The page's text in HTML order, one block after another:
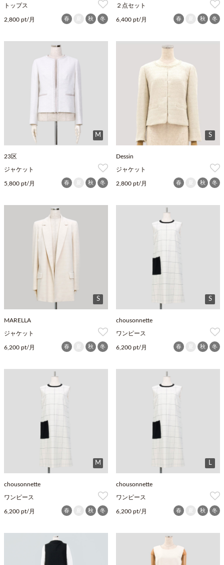
トップス
2,800 pt/月 春 秋 冬
２点セット
6,400 pt/月 春 秋 冬
M
23区
ジャケット
5,800 pt/月 春 秋 冬
S
Dessin
ジャケット
2,800 pt/月 春 秋 冬
S
MARELLA
ジャケット
6,200 pt/月 春 秋 冬
S
chousonnette
ワンピース
6,200 pt/月 春 秋 冬
M
chousonnette
ワンピース
6,200 pt/月 春 秋 冬
L
chousonnette
ワンピース
6,200 pt/月 春 秋 冬